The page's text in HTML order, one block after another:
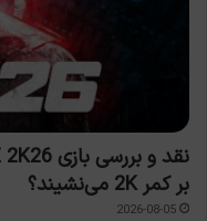
بر کمر 2K می‌نشیند؟
2026-08-05